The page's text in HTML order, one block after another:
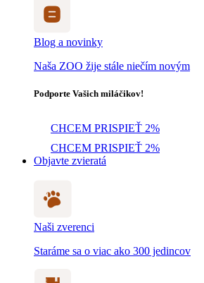
Blog a novinky
Naša ZOO žije stále niečím novým
Podporte Vašich miláčikov!
CHCEM PRISPIEŤ 2%
CHCEM PRISPIEŤ 2%
Objavte zvieratá
Naši zverenci
Staráme sa o viac ako 300 jedincov